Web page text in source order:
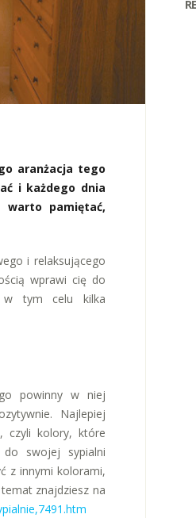
aranżacja tego
i każdego dnia
warto pamiętać,
i relaksującego
wprawi cię do
w tym celu kilka
powinny w niej
Najlepiej
czyli kolory, które
do swojej sypialni
z innymi kolorami,
znajdziesz na